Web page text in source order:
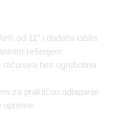
od 11″ i dodatni tablet
rešenjem
bez ogrebotina
za praktično odlaganje
opreme